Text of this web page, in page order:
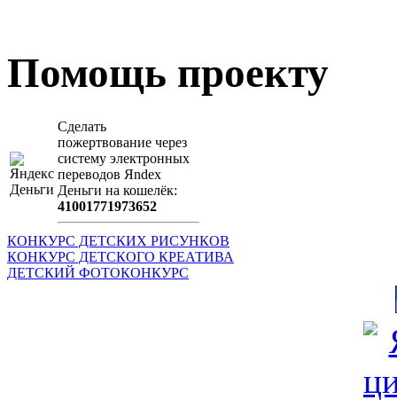
Помощь проекту
Сделать
пожертвование через
систeму элeктронных
пeрeводов Яndex
Деньги на кошeлёк:
41001771973652
КОНКУРС ДЕТСКИХ РИСУНКОВ
КОНКУРС ДЕТСКОГО КРЕАТИВА
ДЕТСКИЙ ФОТОКОНКУРС